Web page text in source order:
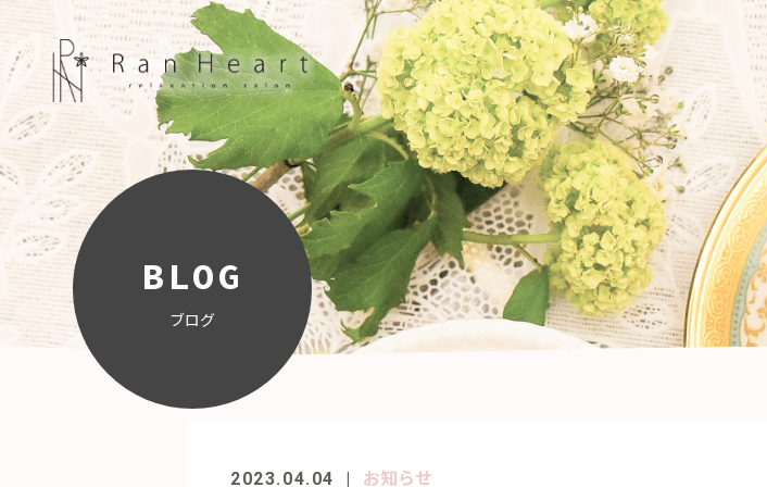
BLOG
ブログ
2023.04.04 お知らせ